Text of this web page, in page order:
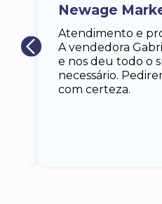
Atendimento e
A vendedora
e nos deu todo o
necessário.
com certeza.
Newage